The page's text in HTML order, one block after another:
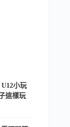
小玩
這樣玩